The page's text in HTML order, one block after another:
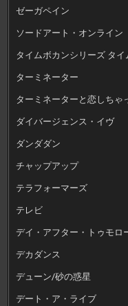
ゼーガペイン
ソードアート・オンライン
タイムボカンシリーズ タ
ターミネーター
ターミネーターと恋しちゃ
ダイバージェンス・イヴ
ダンダダン
チャップアップ
テラフォーマーズ
テレビ
デイ・アフター・トゥモロ
デカダンス
デューン/砂の惑星
デート・ア・ライブ